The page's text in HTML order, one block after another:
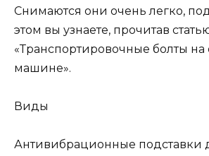
Снимаются они очень легко,
этом вы узнаете, прочитав
«Транспортировочные болты на
машине».
Виды
Антивибрационные подставки